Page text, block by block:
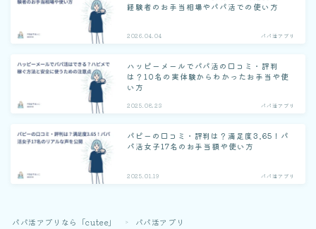
経験者のお手当相場やパパ活での使い方
2026.04.04 パパ活アプリ
ハッピーメールでパパ活の口コミ・評判
は？10名の実体験からわかったお手当や使
い方
2025.08.23 パパ活アプリ
パピーの口コミ・評判は？満足度3.65！パ
パ活女子17名のお手当額や使い方
2025.01.19 パパ活アプリ
パパ活アプリなら「cutee」 ＞ パパ活アプリ